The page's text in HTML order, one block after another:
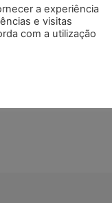
a experiência
e visitas
com a utilização